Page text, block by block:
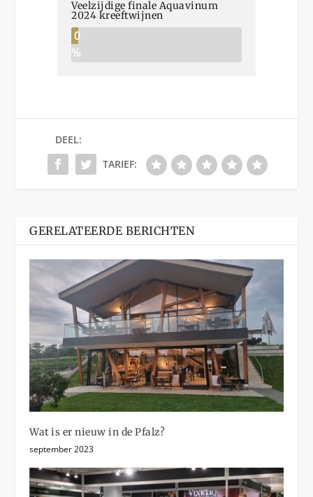
Veelzijdige finale Aquavinum
2024 kreeftwijnen
0
%
DEEL:
TARIEF:
GERELATEERDE BERICHTEN
Wat is er nieuw in de Pfalz?
september 2023